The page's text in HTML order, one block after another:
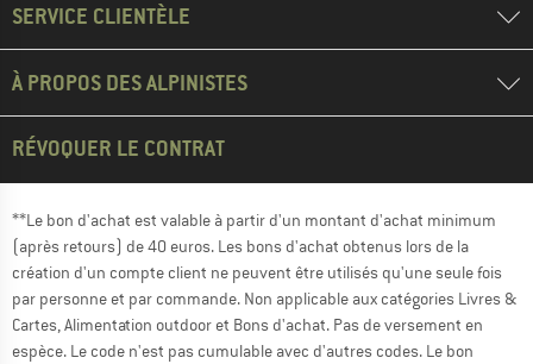
SERVICE CLIENTÈLE
À PROPOS DES ALPINISTES
RÉVOQUER LE CONTRAT
**Le bon d'achat est valable à partir d'un montant d'achat minimum
(après retours) de 40 euros. Les bons d'achat obtenus lors de la
création d'un compte client ne peuvent être utilisés qu'une seule fois
par personne et par commande. Non applicable aux catégories Livres &
Cartes, Alimentation outdoor et Bons d'achat. Pas de versement en
espèce. Le code n'est pas cumulable avec d'autres codes. Le bon